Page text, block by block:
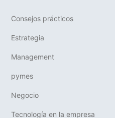
Consejos prácticos
Estrategia
Management
pymes
Negocio
Tecnología en la empresa